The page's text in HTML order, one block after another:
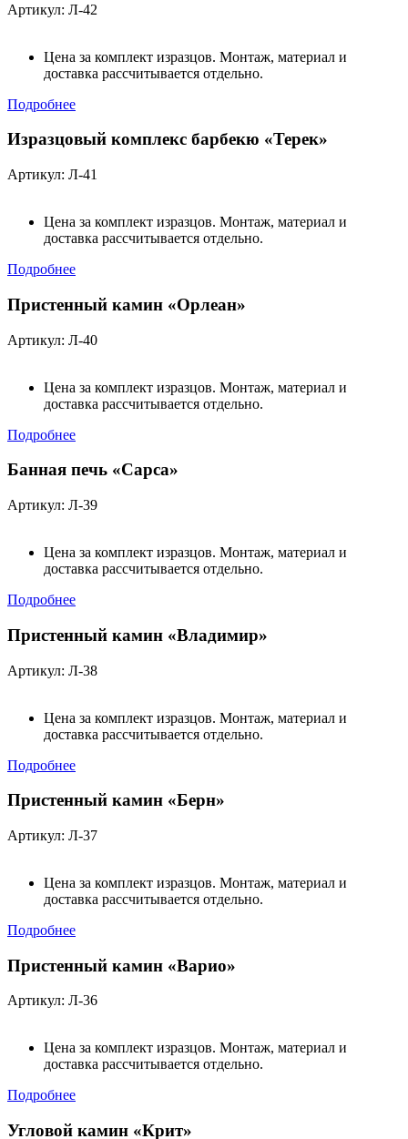
Артикул: Л-42
Цена за комплект изразцов. Монтаж, материал и
доставка рассчитывается отдельно.
Подробнее
Изразцовый комплекс барбекю «Терек»
Артикул: Л-41
Цена за комплект изразцов. Монтаж, материал и
доставка рассчитывается отдельно.
Подробнее
Пристенный камин «Орлеан»
Артикул: Л-40
Цена за комплект изразцов. Монтаж, материал и
доставка рассчитывается отдельно.
Подробнее
Банная печь «Сарса»
Артикул: Л-39
Цена за комплект изразцов. Монтаж, материал и
доставка рассчитывается отдельно.
Подробнее
Пристенный камин «Владимир»
Артикул: Л-38
Цена за комплект изразцов. Монтаж, материал и
доставка рассчитывается отдельно.
Подробнее
Пристенный камин «Берн»
Артикул: Л-37
Цена за комплект изразцов. Монтаж, материал и
доставка рассчитывается отдельно.
Подробнее
Пристенный камин «Варио»
Артикул: Л-36
Цена за комплект изразцов. Монтаж, материал и
доставка рассчитывается отдельно.
Подробнее
Угловой камин «Крит»